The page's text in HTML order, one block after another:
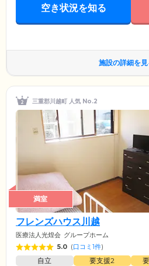
空き状況を知る
施設の詳細を見
三重郡川越町 人気 No.2
満室
フレンズハウス川越
医療法人光煌会 グループホーム
5.0 (口コミ1件)
自立 要支援2